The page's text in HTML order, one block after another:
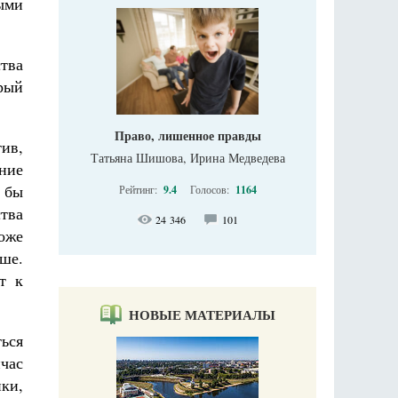
бы
к
Право, лишенное правды
Татьяна Шишова, Ирина Медведева
Рейтинг: 9.4 Голосов: 1164
24 346 101
НОВЫЕ МАТЕРИАЛЫ